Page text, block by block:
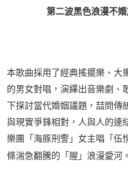
第二波黑色浪漫不
本歌曲採用了經典搖擺樂、大
的男女對唱，演繹出音樂劇、
下探討當代婚姻議題，喆問傳
與現實爭鋒相對，人與人的連
樂團「海豚刑警」女主唱「伍
條湍急翻騰的「腥」浪漫愛河。